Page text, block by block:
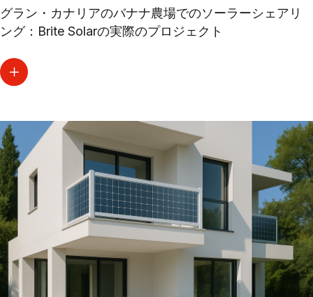
グラン・カナリアのバナナ農場でのソーラーシェアリ
ング：Brite Solarの実際のプロジェクト